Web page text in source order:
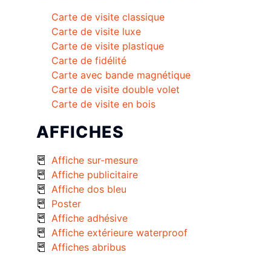
Carte de visite classique
Carte de visite luxe
Carte de visite plastique
Carte de fidélité
Carte avec bande magnétique
Carte de visite double volet
Carte de visite en bois
AFFICHES
Affiche sur-mesure
Affiche publicitaire
Affiche dos bleu
Poster
Affiche adhésive
Affiche extérieure waterproof
Affiches abribus